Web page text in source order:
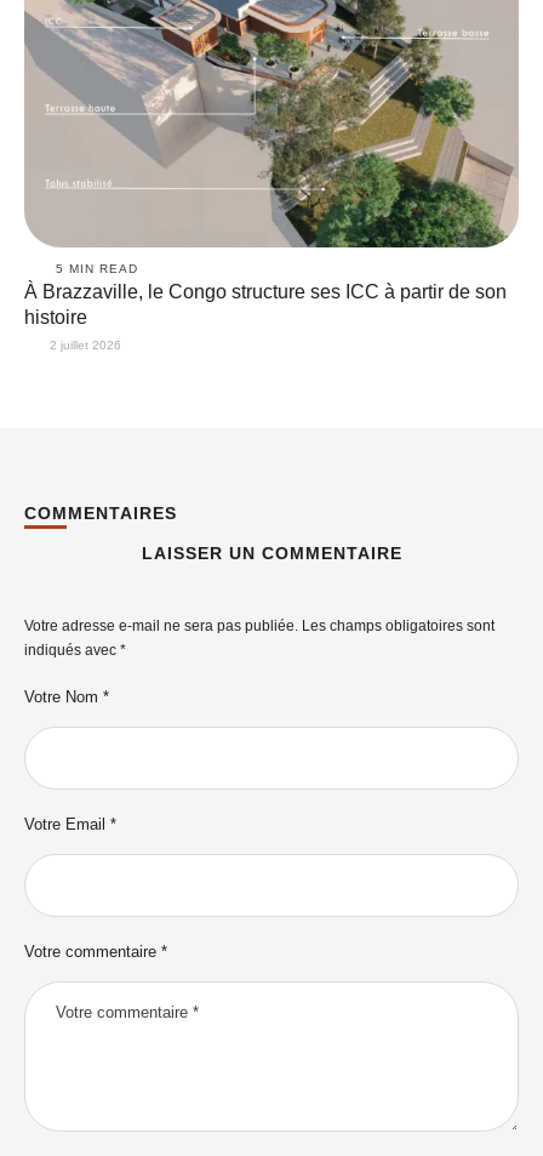
5 MIN READ
À Brazzaville, le Congo structure ses ICC à partir de son
histoire
2 juillet 2026
COMMENTAIRES
LAISSER UN COMMENTAIRE
Votre adresse e-mail ne sera pas publiée. Les champs obligatoires sont
indiqués avec *
Votre commentaire *
Votre Nom *
Votre Email *